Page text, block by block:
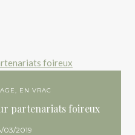
, EN VRAC
partenariats foireux
03/2019